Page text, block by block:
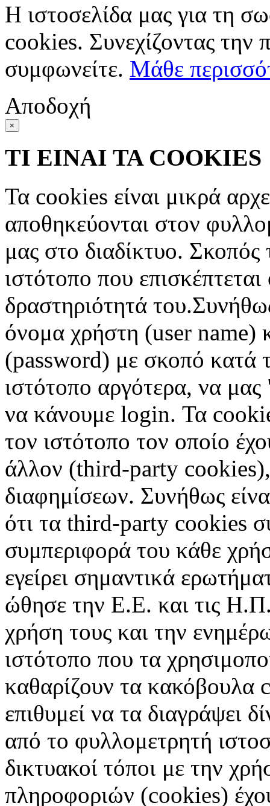
Η ιστοσελίδα μας για τη
cookies. Συνεχίζοντας την
συμφωνείτε. Μάθε
Αποδοχή
×
ΤΙ ΕΙΝΑΙ ΤΑ COOKIES
Τα cookies είναι μικρά
αποθηκεύονται στον
μας στο διαδίκτυο. Σκοπός
ιστότοπο που
δραστηριότητά
όνομα χρήστη (user name)
(password) με σκοπό κατά
ιστότοπο αργότερα, να μας
να κάνουμε login. Τα
τον ιστότοπο τον οποίο
άλλον (third-party
διαφημίσεων. Συνήθως
ότι τα third-party cookies
συμπεριφορά του κάθε
εγείρει σημαντικά
ώθησε την Ε.Ε. και τις
χρήση τους και την
ιστότοπο που τα
καθαρίζουν τα κακόβουλα
επιθυμεί να τα διαγράψει
από το φυλλομετρητή
δικτυακοί τόποι με την
πληροφοριών (cookies)